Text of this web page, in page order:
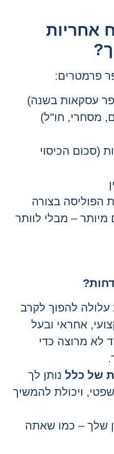
אחריות
פרמטרים:
עסקאות בשנה)
מסחרי, חו"ל)
(סכום הכיסוי
הפוליסה בצורה
– מבלי לוותר
?
להפוך לקרב
אחראי ובעל
לא מרוצה כדי
של כלל נותן לך
ויכולת להמשיך
שלך – כמו שאתה